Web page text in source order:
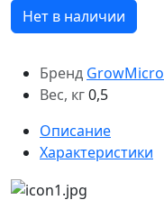
Бренд GrowMicro
Вес, кг0,5
Нет в наличии
Описание
Характеристики